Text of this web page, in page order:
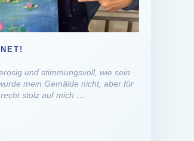
und stimmungsvoll, wie sein
mein Gemälde nicht, aber für
stolz auf mich …